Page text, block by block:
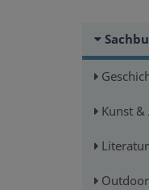
Kunst
Literatur